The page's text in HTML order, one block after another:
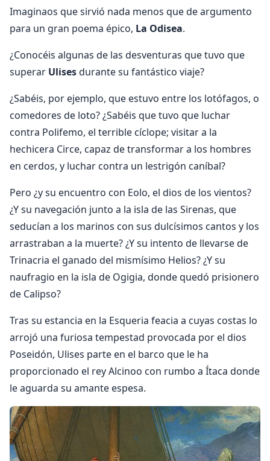
Imaginaos que sirvió nada menos que de argumento
para un gran poema épico, La Odisea.
¿Conocéis algunas de las desventuras que tuvo que
superar Ulisesdurante su fantástico viaje?
¿Sabéis, por ejemplo, que estuvo entre los lotófagos, o
comedores de loto? ¿Sabéis que tuvo que luchar
contra Polifemo, el terrible cíclope; visitar a la
hechicera Circe, capaz de transformar a los hombres
en cerdos, y luchar contra un lestrigón caníbal?
Pero ¿y su encuentro con Eolo, el dios de los vientos?
¿Y su navegación junto a la isla de las Sirenas, que
seducían a los marinos con sus dulcísimos cantos y los
arrastraban a la muerte? ¿Y su intento de llevarse de
Trinacria el ganado del mismísimo Helios? ¿Y su
naufragio en la isla de Ogigia, donde quedó prisionero
de Calipso?
Tras su estancia en la Esqueria feacia a cuyas costas lo
arrojó una furiosa tempestad provocada por el dios
Poseidón, Ulises parte en el barco que le ha
proporcionado el rey Alcinoo con rumbo a Ítaca donde
le aguarda su amante espesa.